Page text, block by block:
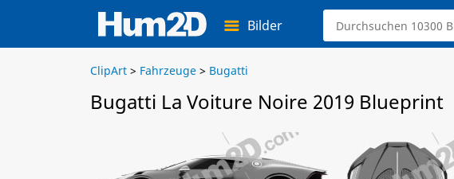
Bilder
ClipArt > Fahrzeuge > Bugatti
Bugatti La Voiture Noire 2019 Blueprint